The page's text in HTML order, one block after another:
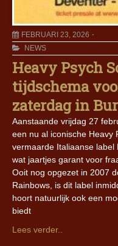
FEBRUARI 23, 2026
NEWS
Heavy Psych
tijdschema
zaterdag in
Aanstaande vrijdag 27
een nu al iconische Heavy
vermaarde Italiaanse label
wat jaartjes garant voor
Ooit nog opgezet in 2007
Rainbows, is dit label
hoort natuurlijk ook een
biedt
Lees verder..